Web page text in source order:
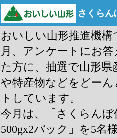
さくら
おいしい山形推進機構
月、アンケートにお
た方に、抽選で山形県
や特産物などをどー
トしています。
今月は、「さくらんぼ
500gx2パック」を5名